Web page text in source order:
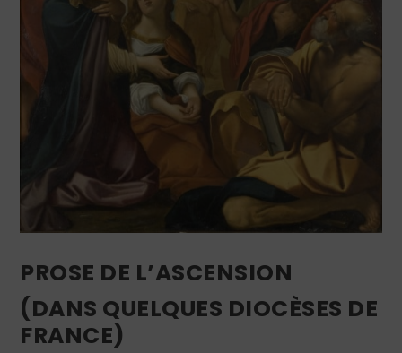
PROSE DE L’ASCENSION
(DANS QUELQUES DIOCÈSES DE
FRANCE)